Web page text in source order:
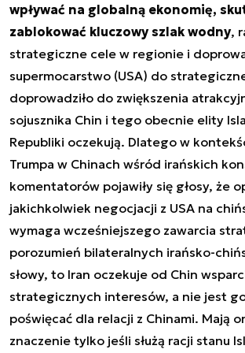
wpływać na globalną ekonomię,
zablokować kluczowy szlak wodny,
strategiczne cele w regionie i
supermocarstwo (USA) do
doprowadziło do zwiększenia
sojusznika Chin i tego obecnie elity
Republiki oczekują. Dlatego w
Trumpa w Chinach wśród irańskich
komentatorów pojawiły się głosy, że
jakichkolwiek negocjacji z USA na
wymaga wcześniejszego zawarcia
porozumień bilateralnych irańsko-
słowy, to Iran oczekuje od Chin
strategicznych interesów, a nie jest
poświęcać dla relacji z Chinami. Mają
znaczenie tylko jeśli służą racji stanu